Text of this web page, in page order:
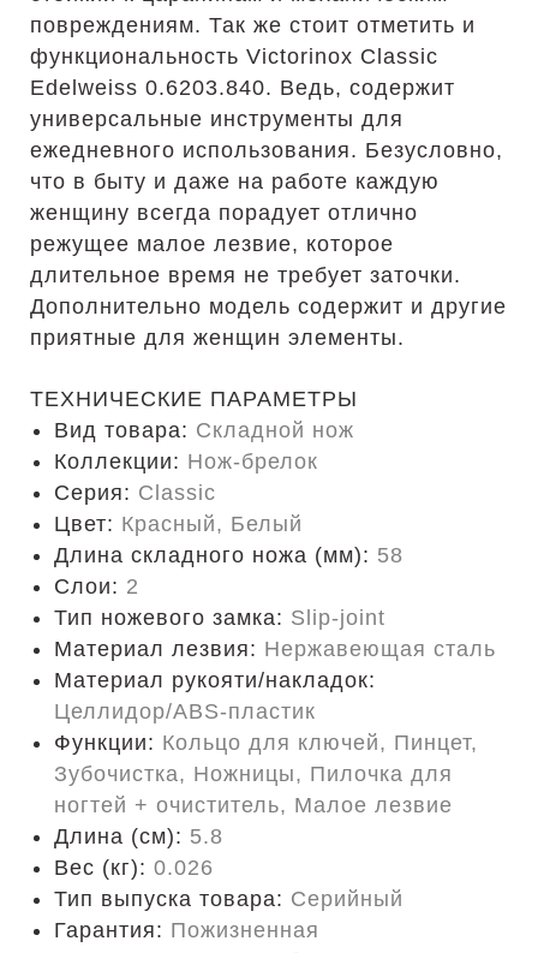
повреждениям. Так же стоит отметить и
функциональность Victorinox Classic
Edelweiss 0.6203.840. Ведь, содержит
универсальные инструменты для
ежедневного использования. Безусловно,
что в быту и даже на работе каждую
женщину всегда порадует отлично
режущее малое лезвие, которое
длительное время не требует заточки.
Дополнительно модель содержит и другие
приятные для женщин элементы.
ТЕХНИЧЕСКИЕ ПАРАМЕТРЫ
Вид товара: Складной нож
Коллекции: Нож-брелок
Серия: Classic
Цвет: Красный, Белый
Длина складного ножа (мм): 58
Слои: 2
Тип ножевого замка: Slip-joint
Материал лезвия: Нержавеющая сталь
Материал рукояти/накладок:
Целлидор/ABS-пластик
Функции: Кольцо для ключей, Пинцет,
Зубочистка, Ножницы, Пилочка для
ногтей + очиститель, Малое лезвие
Длина (cм): 5.8
Вес (кг): 0.026
Тип выпуска товара: Серийный
Гарантия: Пожизненная